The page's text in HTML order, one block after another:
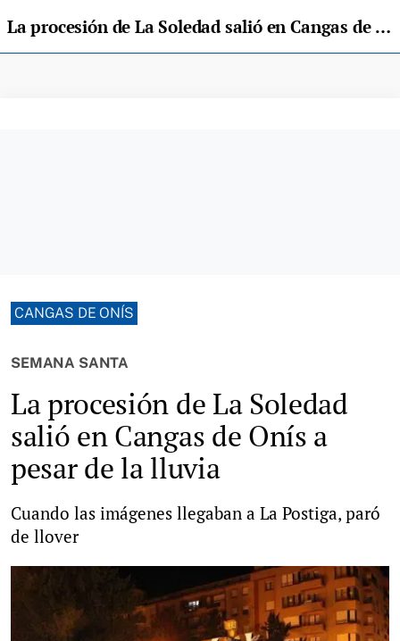
La procesión de La Soledad salió en Cangas de Onís a pesar de la lluvia
CANGAS DE ONÍS
SEMANA SANTA
La procesión de La Soledad
salió en Cangas de Onís a
pesar de la lluvia
Cuando las imágenes llegaban a La Postiga, paró
de llover